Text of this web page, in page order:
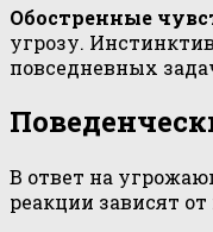
Обостренные
угрозу.
повседневных
В ответ на
реакции зависят